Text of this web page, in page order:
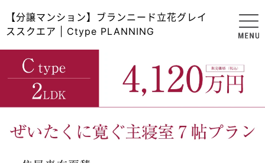
【分譲マンション】ブランニード立花グレイ
ススクエア | Ctype PLANNING